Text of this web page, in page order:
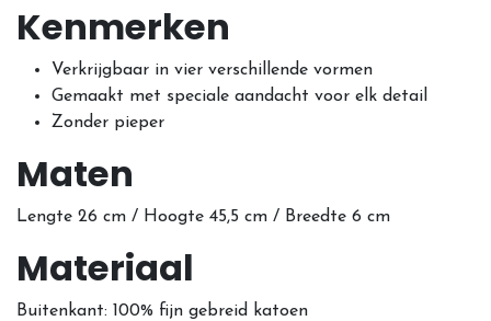
Kenmerken
Verkrijgbaar in vier verschillende vormen
Gemaakt met speciale aandacht voor elk detail
Zonder pieper
Maten
Lengte 26 cm / Hoogte 45,5 cm / Breedte 6 cm
Materiaal
Buitenkant: 100% fijn gebreid katoen